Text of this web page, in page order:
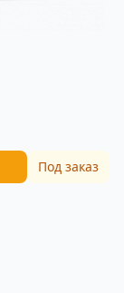
Под заказ